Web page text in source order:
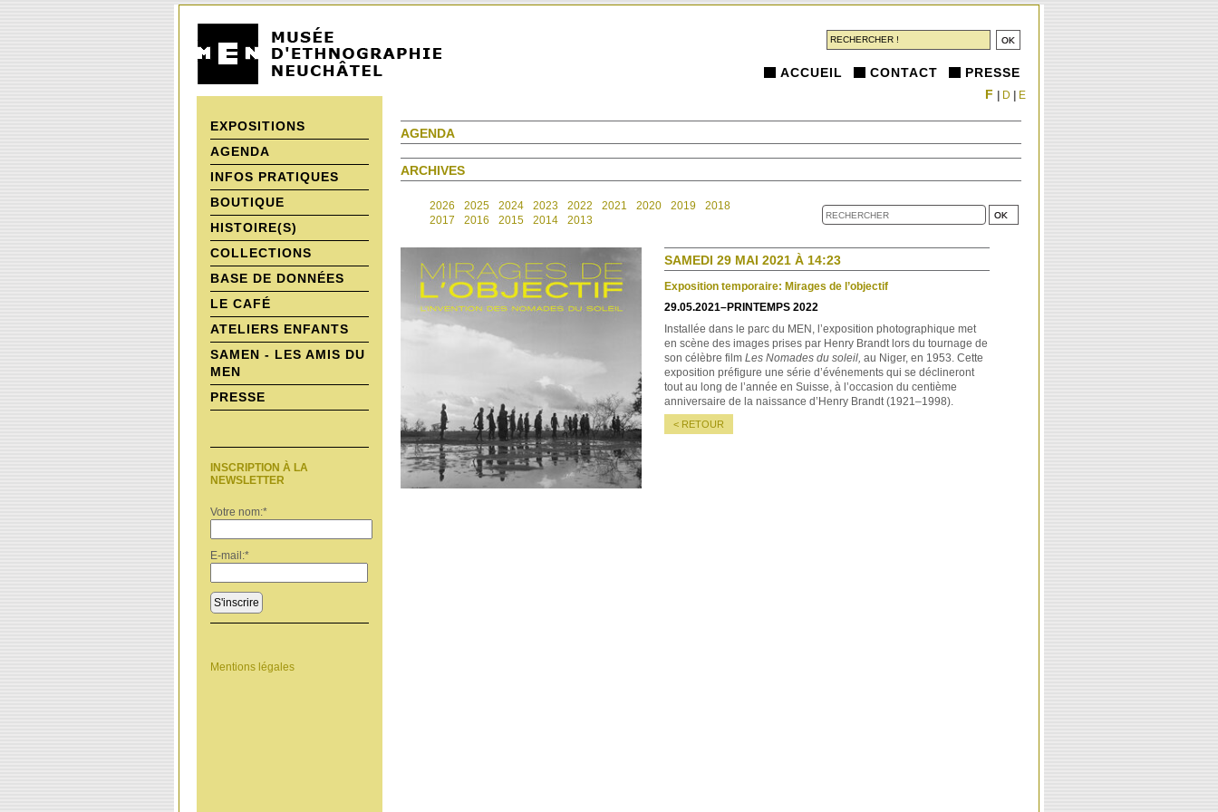
ACCUEIL CONTACT PRESSE
EXPOSITIONS
AGENDA
INFOS PRATIQUES
BOUTIQUE
HISTOIRE(S)
COLLECTIONS
BASE DE DONNÉES
LE CAFÉ
ATELIERS ENFANTS
SAMEN - LES AMIS DU
MEN
PRESSE
INSCRIPTION À LA
NEWSLETTER
Votre nom:*
E-mail:*
S'inscrire
Mentions légales
AGENDA
ARCHIVES
2026 2025 2024 2023 2022 2021 2020 2019
2018
2017
2016 2015 2014 2013
SAMEDI 29 MAI 2021 À 14:23
Exposition temporaire: Mirages de l’objectif
29.05.2021–PRINTEMPS 2022
Installée dans le parc du MEN, l’exposition photographique met
en scène des images prises par Henry Brandt lors du tournage de
son célèbre film Les Nomades du soleil, au Niger, en 1953. Cette
exposition préfigure une série d’événements qui se déclineront
tout au long de l’année en Suisse, à l’occasion du centième
anniversaire de la naissance d’Henry Brandt (1921–1998).
< RETOUR
F D E